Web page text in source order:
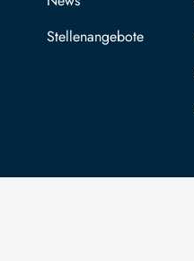
Stellenangebote